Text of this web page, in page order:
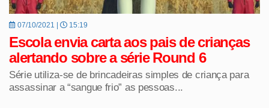
07/10/2021 | 15:19
Escola envia carta aos pais de crianças
alertando sobre a série Round 6
Série utiliza-se de brincadeiras simples de criança para
assassinar a “sangue frio” as pessoas...